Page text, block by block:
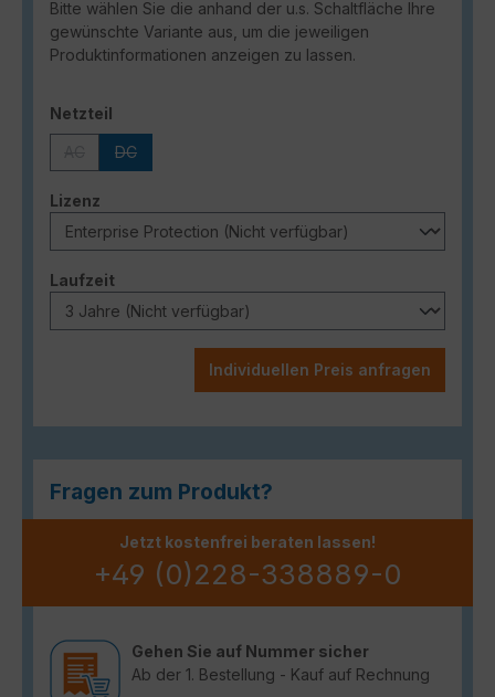
Bitte wählen Sie die anhand der u.s. Schaltfläche Ihre
gewünschte Variante aus, um die jeweiligen
Produktinformationen anzeigen zu lassen.
Netzteil
DC
Lizenz
Laufzeitauswählen
Individuellen Preis anfragen
Fragen zum Produkt?
Jetzt kostenfrei beraten lassen!
+49 (0)228-338889-0
Gehen Sie auf Nummer sicher
Ab der 1. Bestellung - Kauf auf Rechnung